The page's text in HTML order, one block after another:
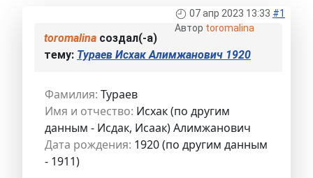
07 апр 2023 13:33 #1
Автор toromalina
toromalina создал(-а)
тему: Тураев Исхак Алимжанович 1920
Фамилия: Тураев
Имя и отчество: Исхак (по другим
данным - Исдак, Исаак) Алимжанович
Дата рождения: 1920 (по другим данным
- 1911)